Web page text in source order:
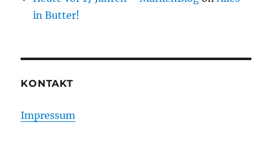
in Butter!
KONTAKT
Impressum